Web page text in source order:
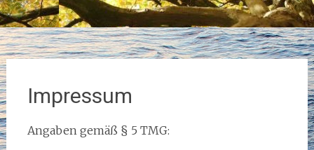
Impressum
Angaben gemäß § 5 TMG: